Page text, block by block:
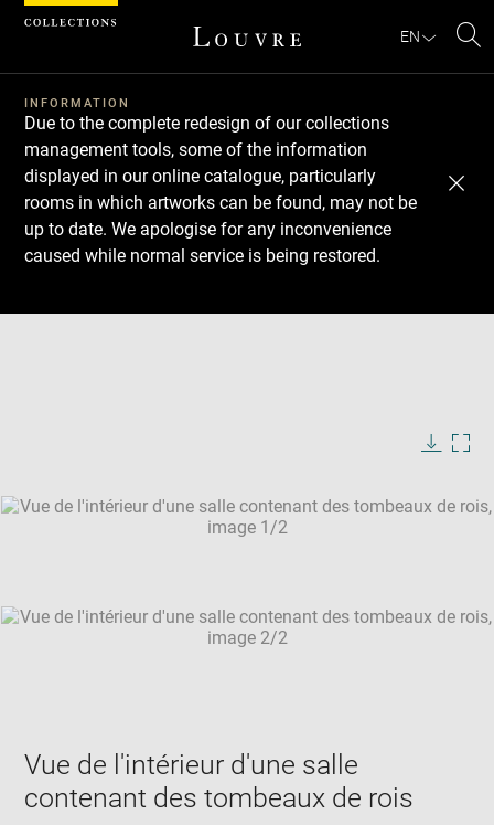
EN
INFORMATION
Due to the complete redesign of our collections
management tools, some of the information
displayed in our online catalogue, particularly
rooms in which artworks can be found, may not be
up to date. We apologise for any inconvenience
caused while normal service is being restored.
in
SKIP IMAGE CAROUSEL
Download
Next
Previous
Vue de l'intérieur d'une salle
contenant des tombeaux de rois
Cookies management panel